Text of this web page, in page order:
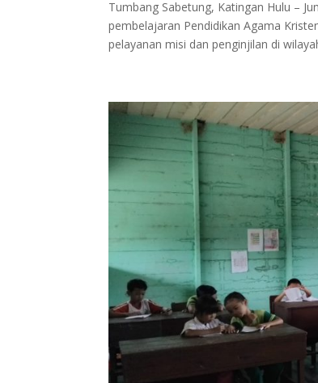
Tumbang Sabetung, Katingan Hulu –
pembelajaran Pendidikan Agama
pelayanan misi dan penginjilan di